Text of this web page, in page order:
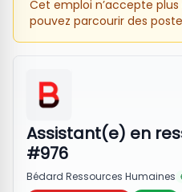
Cet emploi n’accepte
pouvez parcourir des
Assistant(e) en
#976
Bédard Ressources Humaines